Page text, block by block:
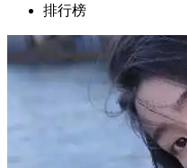
排行榜